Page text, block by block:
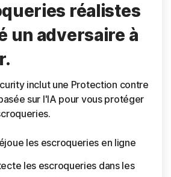
réalistes
un adversaire à
inclut une Protection contre
sur l'IA pour vous protéger
les escroqueries en ligne
les escroqueries dans les